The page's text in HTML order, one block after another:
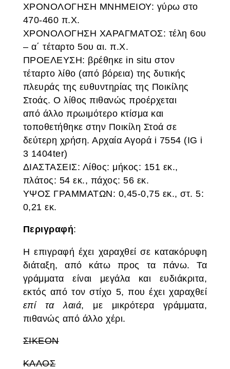
ΧΡΟΝΟΛΟΓΗΣΗ ΜΝΗΜΕΙΟΥ: γύρω στο
470-460 π.Χ.
ΧΡΟΝΟΛΟΓΗΣΗ ΧΑΡΑΓΜΑΤΟΣ: τέλη 6ου
– α΄ τέταρτο 5ου αι. π.Χ.
ΠΡΟΕΛΕΥΣΗ: βρέθηκε in situ στον
τέταρτο λίθο (από βόρεια) της δυτικής
πλευράς της ευθυντηρίας της Ποικίλης
Στοάς. Ο λίθος πιθανώς προέρχεται
από άλλο πρωιμότερο κτίσμα και
τοποθετήθηκε στην Ποικίλη Στοά σε
δεύτερη χρήση. Αρχαία Αγορά i 7554 (IG i
3 1404ter)
ΔΙΑΣΤΑΣΕΙΣ: Λίθος: μήκος: 151 εκ.,
πλάτος: 54 εκ., πάχος: 56 εκ.
ΥΨΟΣ ΓΡΑΜΜΑΤΩΝ: 0,45-0,75 εκ., στ. 5:
0,21 εκ.
Περιγραφή:
Η επιγραφή έχει χαραχθεί σε κατακόρυφη
διάταξη, από κάτω προς τα πάνω. Τα
γράμματα είναι μεγάλα και ευδιάκριτα,
εκτός από τον στίχο 5, που έχει χαραχθεί
επί τα λαιά, με μικρότερα γράμματα,
πιθανώς από άλλο χέρι.
ΣΙΚΕΟΝ
ΚΑΛΟΣ